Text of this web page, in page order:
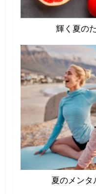
輝く夏の
夏のメンタ